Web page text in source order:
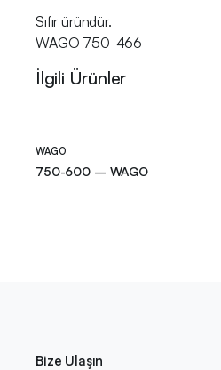
Sıfır üründür.
WAGO 750-466
İlgili Ürünler
WAGO
750-600 – WAGO
Bize Ulaşın